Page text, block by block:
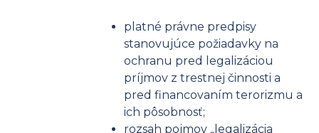
platné právne predpisy
stanovujúce požiadavky na
ochranu pred legalizáciou
príjmov z trestnej činnosti a
pred financovaním terorizmu a
ich pôsobnosť;
rozsah pojmov „legalizácia